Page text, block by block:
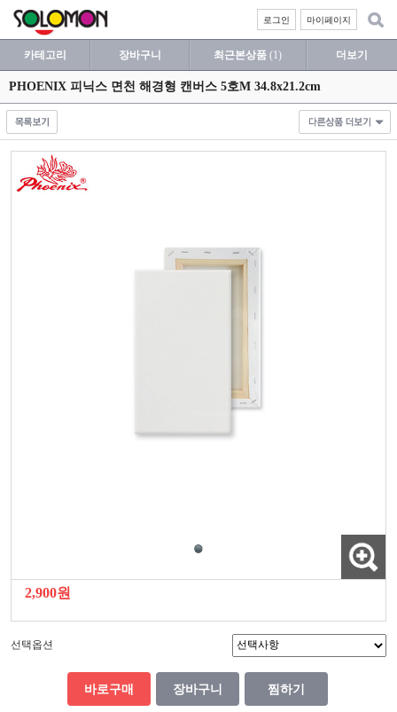
마이페이지
로그인
카테고리 장바구니 최근본상품 (1) 더보기
PHOENIX 피닉스 면천 해경형 캔버스 5호M 34.8x21.2cm
2,900원
선택옵션
바로구매 장바구니 찜하기